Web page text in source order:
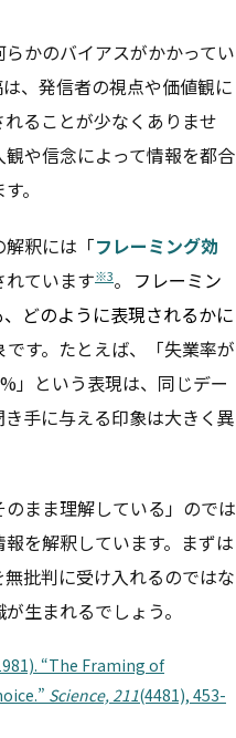
かのバイアスがかかってい
、発信者の視点や価値観に
ることが少なくありませ
や信念によって情報を都合
。
解釈には「フレーミング効
ています※3。 フレーミン
どのように表現されるかに
です。たとえば、「失業率が
」という表現は、同じデー
手に与える印象は大きく異
まま理解している」のでは
を解釈しています。まずは
批判に受け入れるのではな
生まれるでしょう。
“The Framing of
Science, 211(4481), 453-